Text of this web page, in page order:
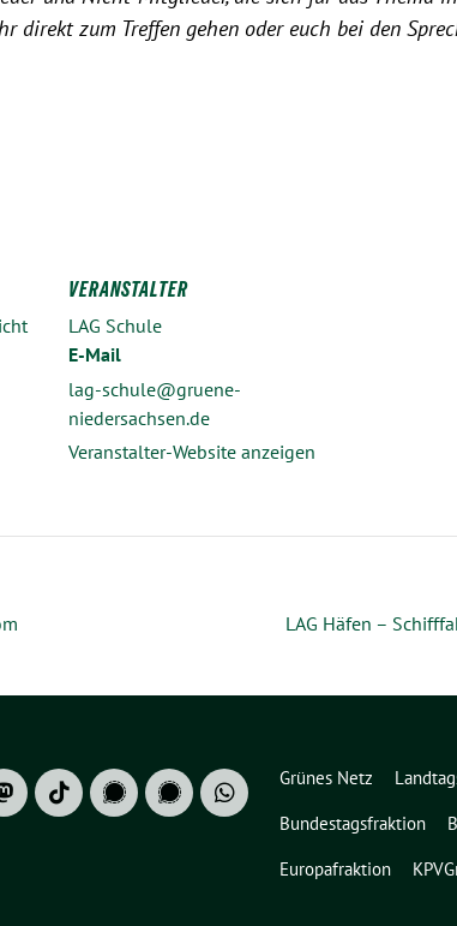
direkt zum Treffen gehen oder euch bei den
VERANSTALTER
LAG Schule
E-Mail
lag-schule@gruene-
niedersachsen.de
Veranstalter-Website anzeigen
LAG Häfen –
Grünes Netz
Bundestagsfraktion
Europafraktion